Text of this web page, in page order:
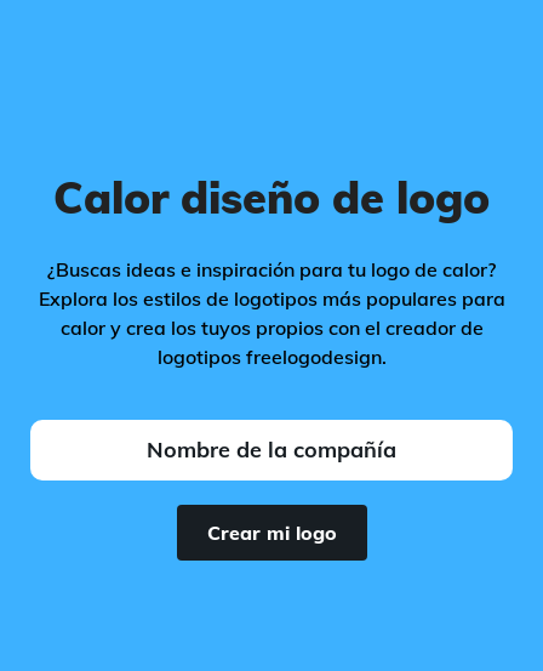
Calor diseño de logo
¿Buscas ideas e inspiración para tu logo de calor?
Explora los estilos de logotipos más populares para
calor y crea los tuyos propios con el creador de
logotipos freelogodesign.
Crear mi logo